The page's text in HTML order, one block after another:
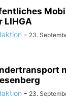
LIHGA
- 23.
- 23.